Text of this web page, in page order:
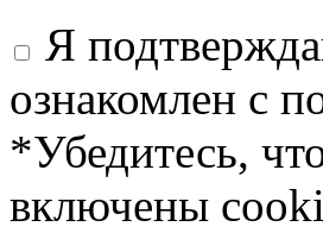
Я
ознакомлен с
*Убедитесь,
включены